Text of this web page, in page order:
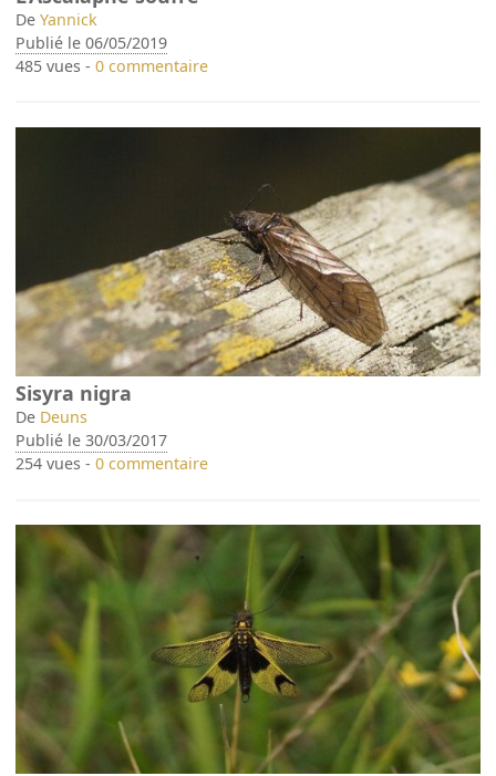
DeYannick
Publié le 06/05/2019
485 vues -0 commentaire
Sisyra nigra
De Deuns
Publié le 30/03/2017
254 vues -0 commentaire